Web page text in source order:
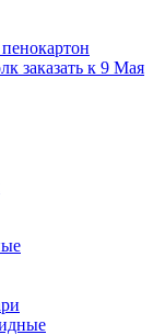
заказать к 9 Мая